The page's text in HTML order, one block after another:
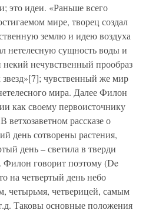
это идеи. «Раньше всего
мире, творец создал
землю и идею воздуха
нетелесную сущность воды и
нечувственный прообраз
звезд»[7]; чувственный же мир
мира. Далее Филон
как своему первоисточнику
рассказе о
день сотворены растения,
день – светила в тверди
Филон говорит поэтому (De
на четвертый день небо
четырьмя, четверицей, самым
Таковы основные положения